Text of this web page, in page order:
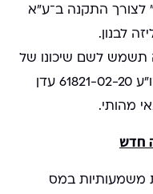
לצורך התקנה ב־ע"א
תשמש לשם שיכונו של
הזכאי, והפסיקה, בין היתר ב־ו"ע 61821-02-20 עדן
מהותי.
משמעותיות במס